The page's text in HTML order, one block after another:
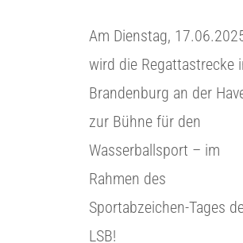
Am Dienstag,
wird die Regattastrecke
Brandenburg an der
zur Bühne für den
Wasserballsport – im
Rahmen des
Sportabzeichen-Tages
LSB!